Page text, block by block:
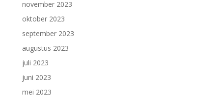
november 2023
oktober 2023
september 2023
augustus 2023
juli 2023
juni 2023
mei 2023